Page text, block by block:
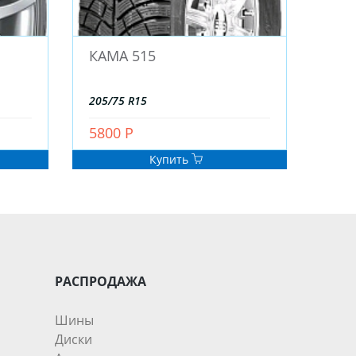
КАМА 515
205/75 R15
5800 Р
Купить
РАСПРОДАЖА
Шины
Диски